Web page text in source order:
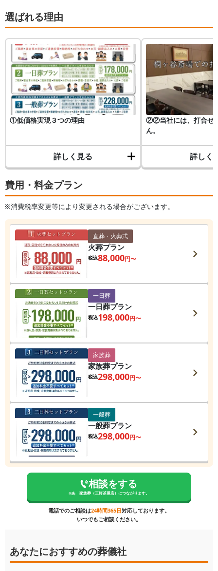
費用・料金プラン
※消費税率変更等により変更される場合がございます。
直葬・火葬式
火葬プラン
税込88,000円〜
一日葬
一日葬プラン
税込198,000円〜
家族葬
家族葬プラン
税込298,000円〜
一般葬
一般葬プラン
税込298,000円〜
相談をする
※あゝ家族葬（三軒茶屋店） につながります。
電話でのご相談は24時間365日対応しております。
いつでもご相談ください。
あなたにおすすめの葬儀社
選ばれる理由
①低価格実現３つの理由
詳しく見る
②②当社には、打合せ
ん。
詳しく